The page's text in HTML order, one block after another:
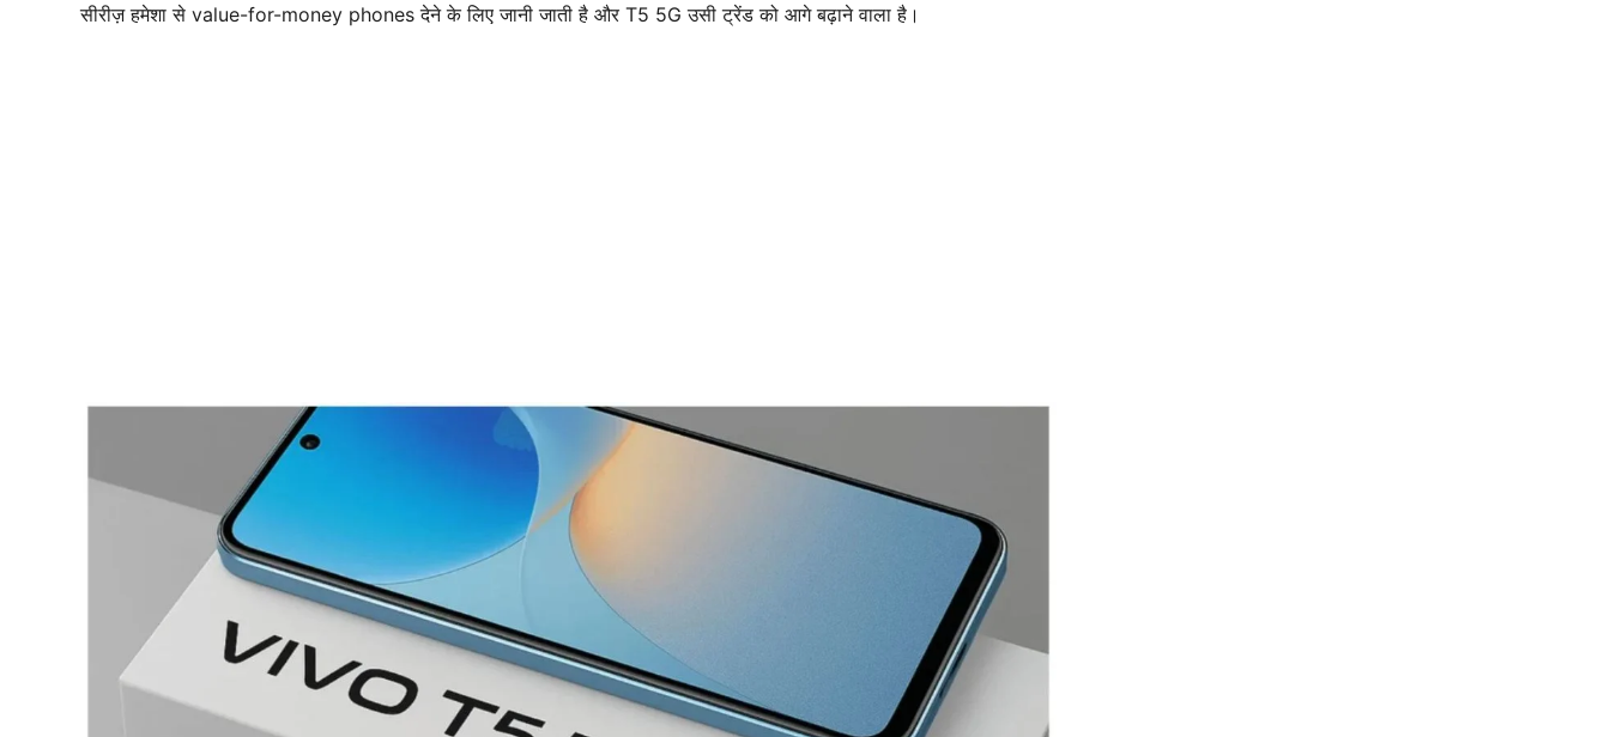
सीरीज़ हमेशा से value-for-money phones देने के लिए जानी जाती है और T5 5G उसी ट्रेंड को आगे बढ़ाने वाला है।